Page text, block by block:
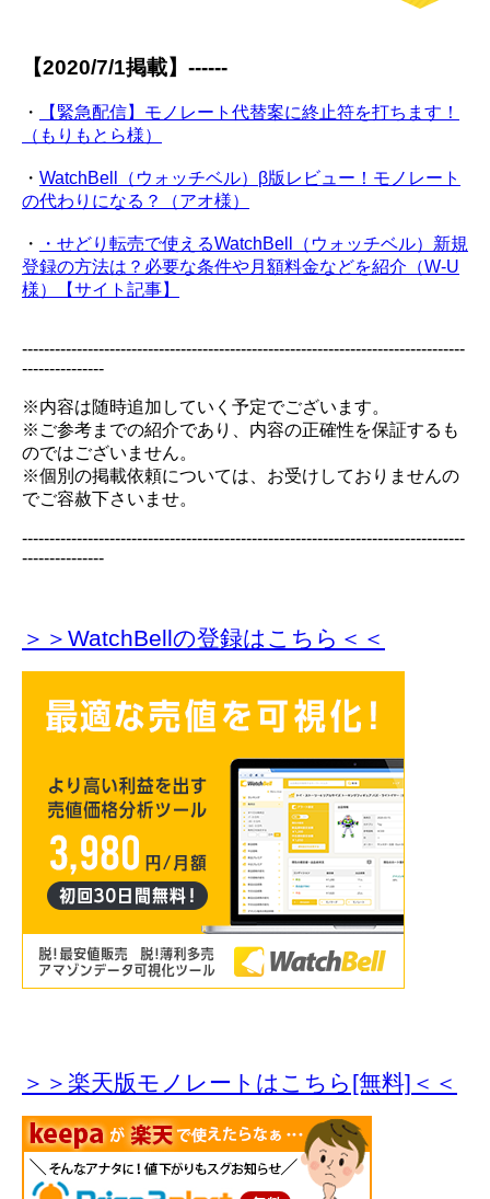
【2020/7/1掲載】------
・
【緊急配信】モノレート代替案に終止符を打ちます！
（もりもとら様）
・ WatchBell（ウォッチベル）β版レビュー！モノレート
の代わりになる？（アオ様）
・
・せどり転売で使えるWatchBell（ウォッチベル）新規
登録の方法は？必要な条件や月額料金などを紹介（W-U
様）【サイト記事】
---------------------------------------------------------------------------------
---------------
※内容は随時追加していく予定でございます。
※ご参考までの紹介であり、内容の正確性を保証するも
のではございません。
※個別の掲載依頼については、お受けしておりませんの
でご容赦下さいませ。
---------------------------------------------------------------------------------
---------------
＞＞WatchBellの登録はこちら＜＜
＞＞楽天版モノレートはこちら[無料]＜＜